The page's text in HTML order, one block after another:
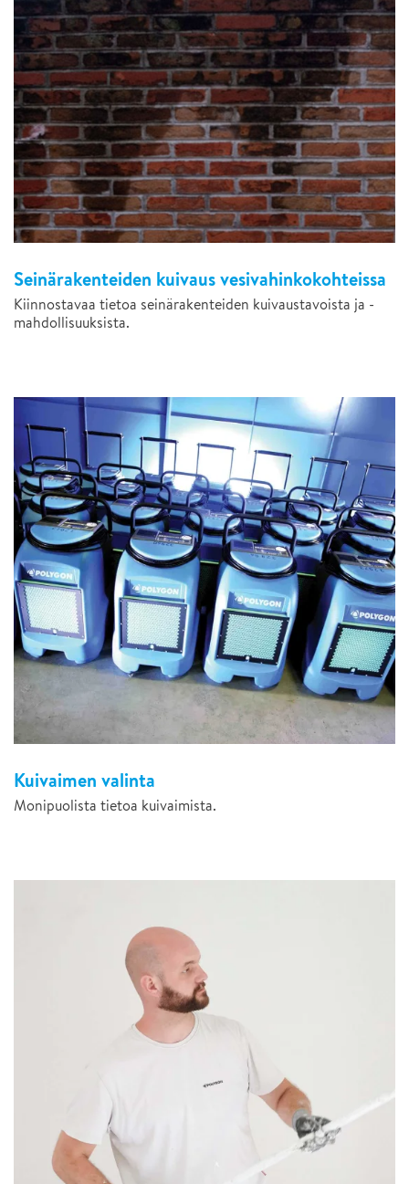
Seinärakenteiden kuivaus vesivahinkokohteissa
Kiinnostavaa tietoa seinärakenteiden kuivaustavoista ja -
mahdollisuuksista.
Kuivaimen valinta
Monipuolista tietoa kuivaimista.